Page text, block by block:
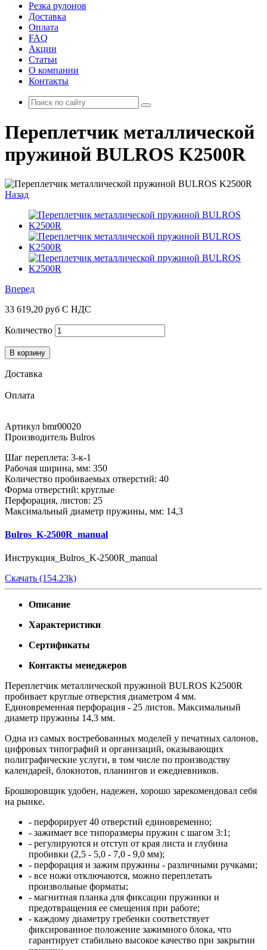
Резка рулонов
Доставка
Оплата
FAQ
Акции
Статьи
О компании
Контакты
Переплетчик металлической
пружиной BULROS K2500R
Назад
Вперед
33 619,20 руб С НДС
Количество
В корзину
Доставка
Оплата
Артикул bmr00020
Производитель Bulros
Шаг переплета: 3-к-1
Рабочая ширина, мм: 350
Количество пробиваемых отверстий: 40
Форма отверстий: круглые
Перфорация, листов: 25
Максимальный диаметр пружины, мм: 14,3
Bulros_K-2500R_manual
Инструкция_Bulros_K-2500R_manual
Скачать (154.23k)
Описание
Характеристики
Сертификаты
Контакты менеджеров
Переплетчик металлической пружиной BULROS K2500R
пробивает круглые отверстия диаметром 4 мм.
Единовременная перфорация - 25 листов. Максимальный
диаметр пружины 14,3 мм.
Одна из самых востребованных моделей у печатных салонов,
цифровых типографий и организаций, оказывающих
полиграфические услуги, в том числе по производству
календарей, блокнотов, планингов и ежедневников.
Брошюровщик удобен, надежен, хорошо зарекомендовал себя
на рынке.
- перфорирует 40 отверстий единовременно;
- зажимает все типоразмеры пружин с шагом 3:1;
- регулируются и отступ от края листа и глубина
пробивки (2,5 - 5,0 - 7,0 - 9,0 мм);
- перфорация и зажим пружины - различными ручками;
- все ножи отключаются, можно переплетать
произвольные форматы;
- магнитная планка для фиксации пружинки и
предотвращения ее смещения при работе;
- каждому диаметру гребенки соответствует
фиксированное положение зажимного блока, что
гарантирует стабильно высокое качество при закрытии